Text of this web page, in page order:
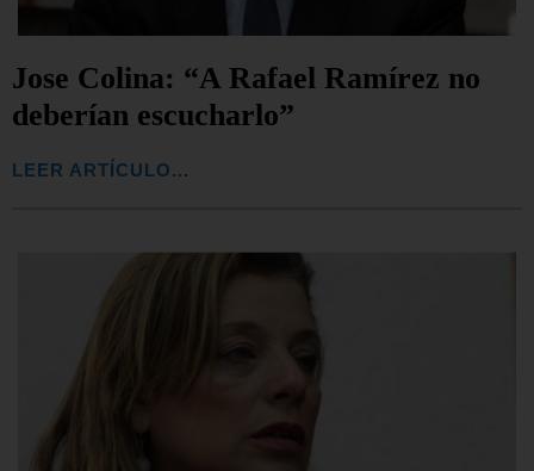
Jose Colina: “A Rafael Ramírez no
deberían escucharlo”
LEER ARTÍCULO...